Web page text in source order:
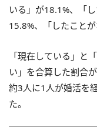
いる」が18.1%、「
15.8%、「したこと
「現在している」と
い」を合算した割合
約3人に1人が婚活を
た。